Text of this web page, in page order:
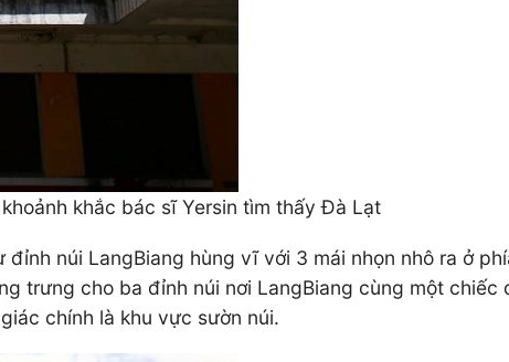
khắc bác sĩ Yersin tìm thấy Đà Lạt
núi LangBiang hùng vĩ với 3 mái nhọn nhô ra ở
trưng cho ba đỉnh núi nơi LangBiang cùng một chiếc
chính là khu vực sườn núi.